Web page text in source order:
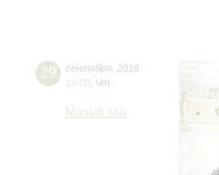
29 сентября 2016
19:00 Чт
Малый зал